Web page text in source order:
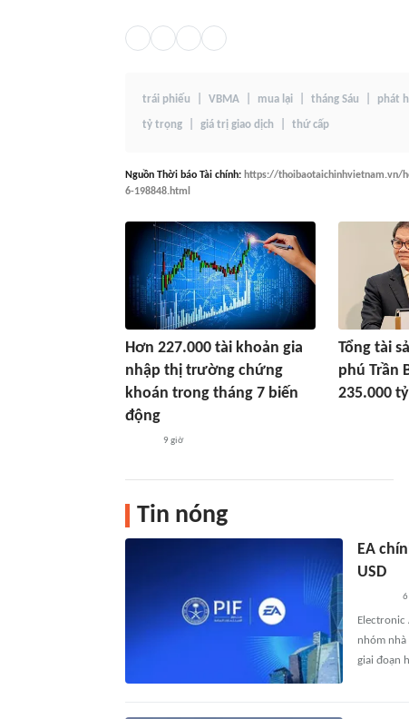
trái phiếu VBMA mua lại tháng Sáu phát
tỷ trọng giá trị giao dịch thứ cấp
Nguồn Thời báo Tài chính: https://thoibaotaichinhvietnam.vn/
6-198848.html
Hơn 227.000 tài khoản gia
nhập thị trường chứng
khoán trong tháng 7 biến
động
9 giờ
Tổng tài
phú Trần
235.000
Tin nóng
EA
USD
Electronic
nhóm nhà
giai đoạn